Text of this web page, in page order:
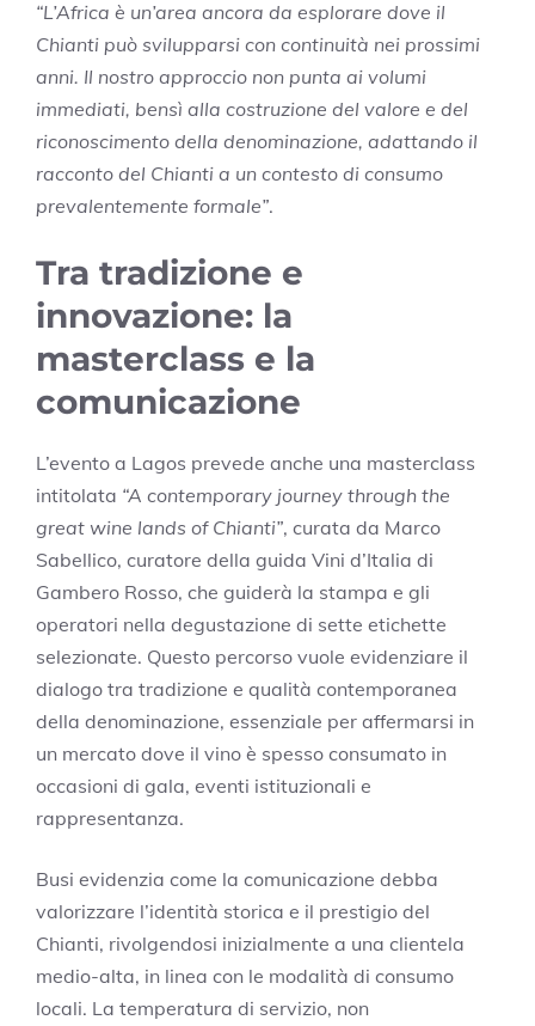
“L’Africa è un’area ancora da esplorare dove il
Chianti può svilupparsi con continuità nei prossimi
anni. Il nostro approccio non punta ai volumi
immediati, bensì alla costruzione del valore e del
riconoscimento della denominazione, adattando il
racconto del Chianti a un contesto di consumo
prevalentemente formale”.
Tra tradizione e
innovazione: la
masterclass e la
comunicazione
L’evento a Lagos prevede anche una masterclass
intitolata “A contemporary journey through the
great wine lands of Chianti”, curata da Marco
Sabellico, curatore della guida Vini d’Italia di
Gambero Rosso, che guiderà la stampa e gli
operatori nella degustazione di sette etichette
selezionate. Questo percorso vuole evidenziare il
dialogo tra tradizione e qualità contemporanea
della denominazione, essenziale per affermarsi in
un mercato dove il vino è spesso consumato in
occasioni di gala, eventi istituzionali e
rappresentanza.
Busi evidenzia come la comunicazione debba
valorizzare l’identità storica e il prestigio del
Chianti, rivolgendosi inizialmente a una clientela
medio-alta, in linea con le modalità di consumo
locali. La temperatura di servizio, non